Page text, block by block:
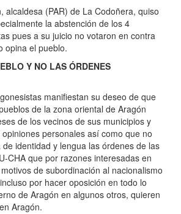
alcaldesa (PAR) de La Codoñera, quiso
la abstención de los 4
pues a su juicio no votaron en contra
opina el pueblo.
Y NO LAS ÓRDENES
manifiestan su deseo de que
de la zona oriental de Aragón
de los vecinos de sus municipios y
personales así como que no
identidad y lengua las órdenes de las
CHA que por razones interesadas en
de subordinación al nacionalismo
por hacer oposición en todo lo
de Aragón en algunos otros, quieren
Aragón.